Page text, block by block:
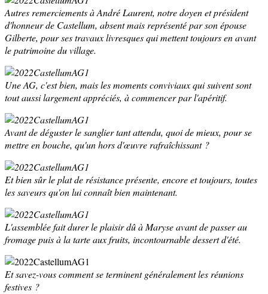
Autres remerciements à André Laurent, notre doyen et président
d'honneur de Castellum, absent mais représenté par son épouse
Gilberte, pour ses travaux livresques qui mettent toujours en avant
le patrimoine du village.
Une AG, c'est bien, mais les moments conviviaux qui suivent sont
tout aussi largement appréciés, à commencer par l'apéritif.
Avant de déguster le sanglier tant attendu, quoi de mieux, pour se
mettre en bouche, qu'un hors d'œuvre rafraîchissant ?
Et bien sûr le plat de résistance présente, encore et toujours, toutes
les saveurs qu'on lui connaît bien maintenant.
L'assemblée fait durer le plaisir dû à Maryse avant de passer au
fromage puis à la tarte aux fruits, incontournable dessert d'été.
Et savez-vous comment se terminent généralement les réunions
festives ?